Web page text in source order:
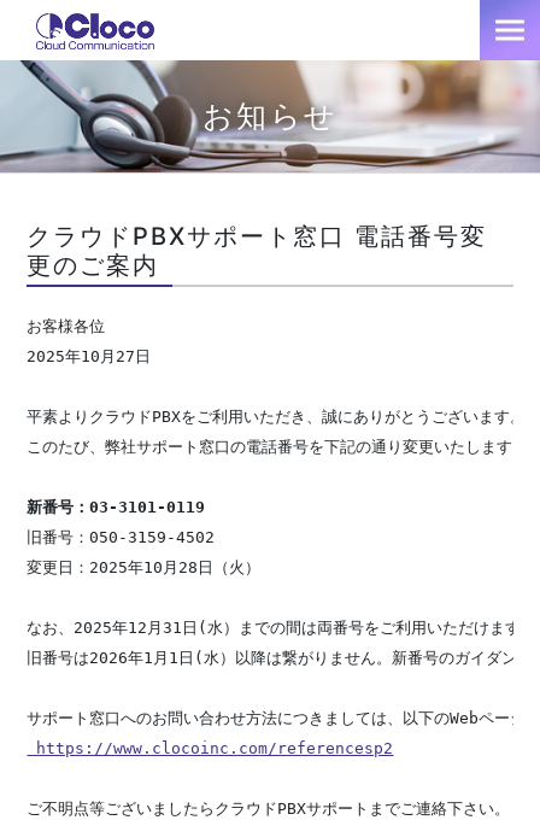
お知らせ
クラウドPBXサポート窓口 電話番号変
更のご案内
お客様各位
2025年10月27日
平素よりクラウドPBXをご利用いただき、誠にありがとうございます。
このたび、弊社サポート窓口の電話番号を下記の通り変更いたします。
新番号：03-3101-0119
旧番号：050-3159-4502
変更日：2025年10月28日（火）
なお、2025年12月31日(水）までの間は両番号をご利用いただけます。
旧番号は2026年1月1日(水）以降は繋がりません。新番号のガイダン
https://www.clocoinc.com/referencesp2
ご不明点等ございましたらクラウドPBXサポートまでご連絡下さい。